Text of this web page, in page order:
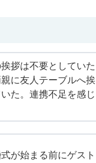
拶は不要としていた
に友人テーブルへ挨
た。連携不足を感じ
が始まる前にゲスト